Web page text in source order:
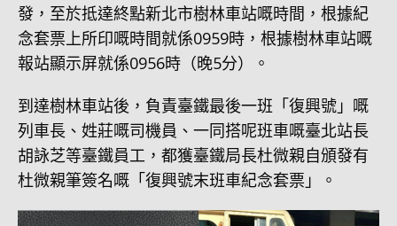
發，至於抵達終點新北市樹林車站嘅時間，根據紀
念套票上所印嘅時間就係0959時，根據樹林車站嘅
報站顯示屏就係0956時（晚5分）。
到達樹林車站後，負責臺鐵最後一班「復興號」嘅
列車長、姓莊嘅司機員、一同搭呢班車嘅臺北站長
胡詠芝等臺鐵員工，都獲臺鐵局長杜微親自頒發有
杜微親筆簽名嘅「復興號末班車紀念套票」。